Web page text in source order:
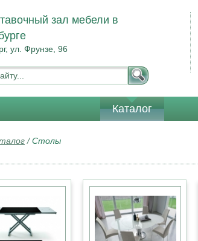
зал мебели в
ул. Фрунзе, 96
Каталог
/Столы